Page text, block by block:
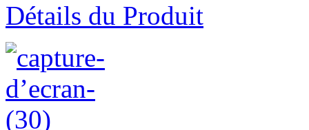
Détails du Produit